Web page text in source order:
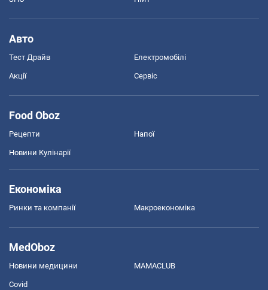
Авто
Тест Драйв Електромобілі
Акції Сервіс
Food Oboz
Рецепти Напої
Новини Кулінарії
Економіка
Ринки та компанії Макроекономіка
MedOboz
Новини медицини MAMACLUB
Covid